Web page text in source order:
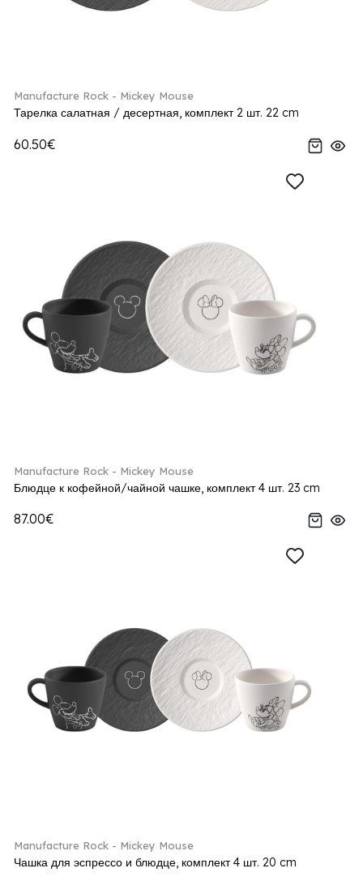
Manufacture Rock - Mickey Mouse
Тарелка салатная / десертная, комплект 2 шт. 22 cm
60.50€
Manufacture Rock - Mickey Mouse
Блюдце к кофейной/чайной чашке, комплект 4 шт. 23 cm
87.00€
Manufacture Rock - Mickey Mouse
Чашка для эспрессо и блюдце, комплект 4 шт. 20 cm